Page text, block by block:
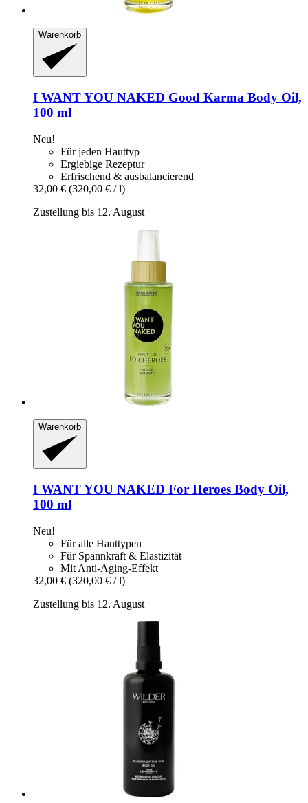
Warenkorb
I WANT YOU NAKED Good Karma Body Oil,
100 ml
Neu!
Für jeden Hauttyp
Ergiebige Rezeptur
Erfrischend & ausbalancierend
32,00 € (320,00 € / l)
Zustellung bis 12. August
Warenkorb
I WANT YOU NAKED For Heroes Body Oil,
100 ml
Neu!
Für alle Hauttypen
Für Spannkraft & Elastizität
Mit Anti-Aging-Effekt
32,00 € (320,00 € / l)
Zustellung bis 12. August